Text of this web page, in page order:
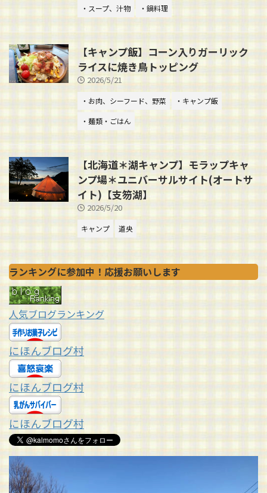
・スープ、汁物 ・鍋料理
【キャンプ飯】コーン入りガーリック
ライスに焼き鳥トッピング
2026/5/21
・お肉、シーフード、野菜
・キャンプ飯
・麺類・ごはん
【北海道＊湖キャンプ】モラップキャ
ンプ場＊ユニバーサルサイト(オートサ
イト)【支笏湖】
2026/5/20
キャンプ 道央
ランキングに参加中！応援お願いします
人気ブログランキング
にほんブログ村
にほんブログ村
にほんブログ村